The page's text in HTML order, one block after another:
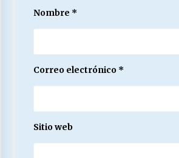
Nombre *
Correo electrónico *
Sitio web